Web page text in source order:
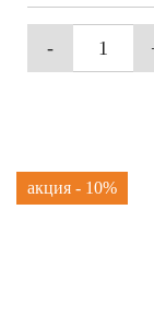
акция - 10%